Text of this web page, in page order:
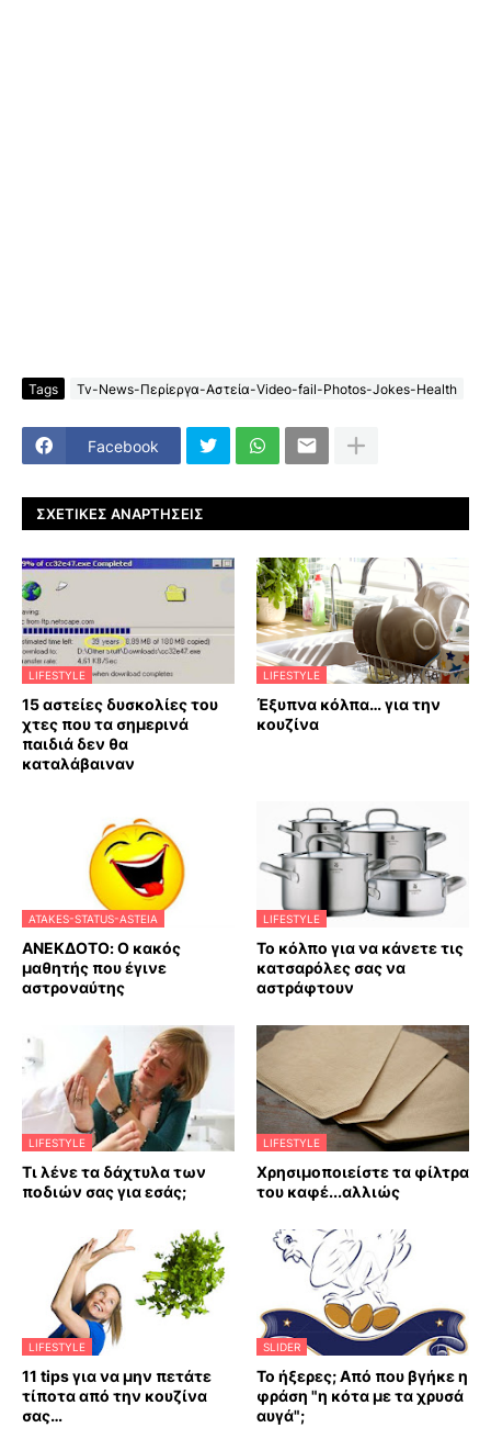
Tags Tv-News-Περίεργα-Αστεία-Video-fail-Photos-Jokes-Health
Facebook
ΣΧΕΤΙΚΈΣ ΑΝΑΡΤΉΣΕΙΣ
LIFESTYLE
15 αστείες δυσκολίες του
χτες που τα σημερινά
παιδιά δεν θα
καταλάβαιναν
LIFESTYLE
Έξυπνα κόλπα… για την
κουζίνα
ATAKES-STATUS-ASTEIA
ΑΝΕΚΔΟΤΟ: Ο κακός
μαθητής που έγινε
αστροναύτης
LIFESTYLE
Το κόλπο για να κάνετε τις
κατσαρόλες σας να
αστράφτουν
LIFESTYLE
Τι λένε τα δάχτυλα των
ποδιών σας για εσάς;
LIFESTYLE
Χρησιμοποιείστε τα φίλτρα
του καφέ...αλλιώς
LIFESTYLE
11 tips για να μην πετάτε
τίποτα από την κουζίνα
σας…
SLIDER
Το ήξερες; Από που βγήκε η
φράση "η κότα με τα χρυσά
αυγά";